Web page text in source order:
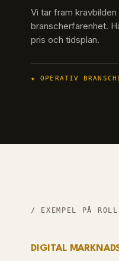
Vi tar fram
branscherfarenhet.
pris och tidsplan.
★OPERATIV
/ EXEMPEL PÅ
DIGITAL